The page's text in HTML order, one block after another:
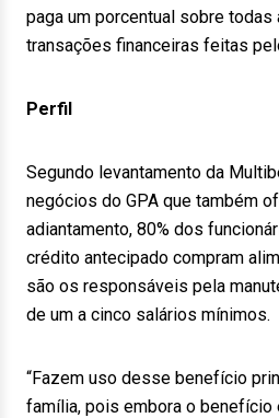
paga um porcentual sobre todas
transações financeiras feitas
Perfil
Segundo levantamento da
negócios do GPA que também
adiantamento, 80% dos
crédito antecipado compram
são os responsáveis pela
de um a cinco salários mínimos.
“Fazem uso desse benefício
família, pois embora o